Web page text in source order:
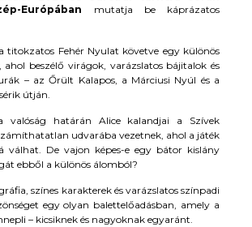
Európában mutatja be káprázatos
titokzatos Fehér Nyulat követve egy különös
beszélő virágok, varázslatos bájitalok és
– az Őrült Kalapos, a Márciusi Nyúl és a
útján.
valóság határán Alice kalandjai a Szívek
udvarába vezetnek, ahol a játék
válhat. De vajon képes-e egy bátor kislány
ebből a különös álomból?
színes karakterek és varázslatos színpadi
egy olyan balettelőadásban, amely a
– kicsiknek és nagyoknak egyaránt.